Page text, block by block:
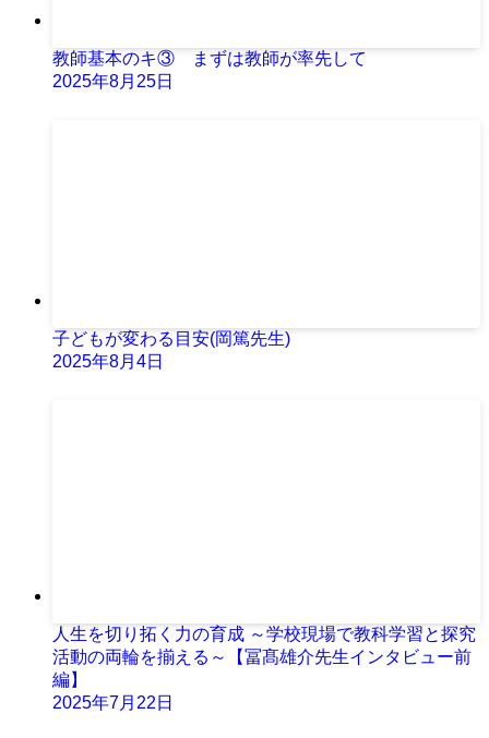
教師基本のキ③ まずは教師が率先して
2025年8月25日
子どもが変わる目安(岡篤先生)
2025年8月4日
人生を切り拓く力の育成 ～学校現場で教科学習と探究
活動の両輪を揃える～【冨髙雄介先生インタビュー前
編】
2025年7月22日